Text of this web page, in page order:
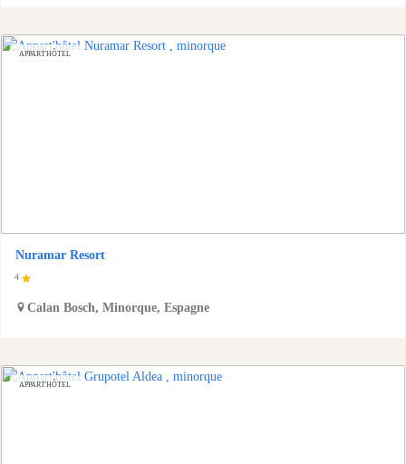
APPART'HÔTEL
Nuramar Resort
4
Calan Bosch, Minorque, Espagne
APPART'HÔTEL